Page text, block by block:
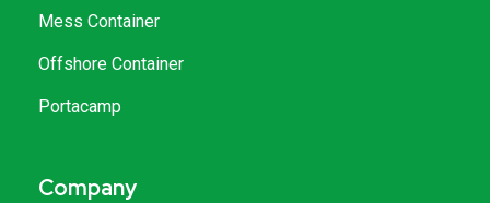
Mess Container
Offshore Container
Portacamp
Company